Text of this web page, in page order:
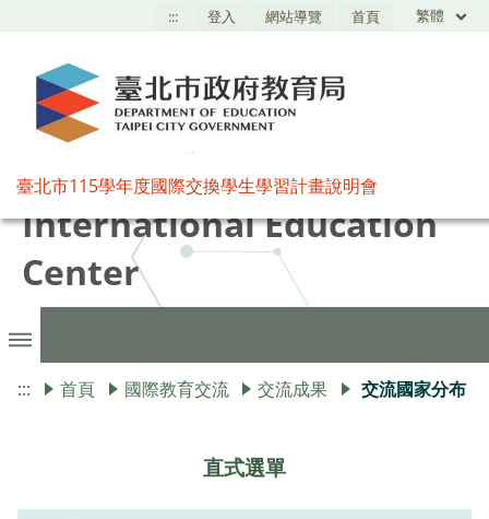
::: 登入 網站導覽 首頁 繁體
臺北市國際教育中心,Taipei
International Education
Center
臺北市115學年度國際交換學生學習計畫說明會
::: 首頁 國際教育交流 交流成果 交流國家分布
直式選單